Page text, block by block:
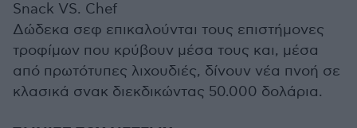
Snack VS. Chef
Δώδεκα σεφ επικαλούνται τους επιστήμονες
τροφίμων που κρύβουν μέσα τους και, μέσα
από πρωτότυπες λιχουδιές, δίνουν νέα πνοή σε
κλασικά σνακ διεκδικώντας 50.000 δολάρια.